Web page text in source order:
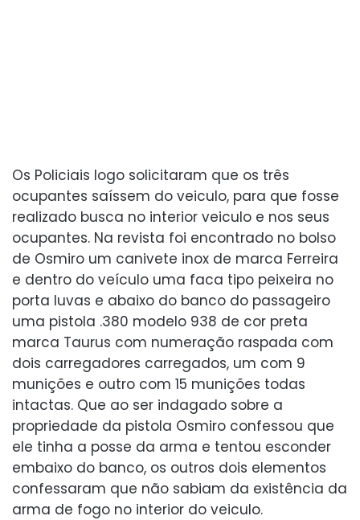
Os Policiais logo solicitaram que os três
ocupantes saíssem do veiculo, para que fosse
realizado busca no interior veiculo e nos seus
ocupantes. Na revista foi encontrado no bolso
de Osmiro um canivete inox de marca Ferreira
e dentro do veículo uma faca tipo peixeira no
porta luvas e abaixo do banco do passageiro
uma pistola .380 modelo 938 de cor preta
marca Taurus com numeração raspada com
dois carregadores carregados, um com 9
munições e outro com 15 munições todas
intactas. Que ao ser indagado sobre a
propriedade da pistola Osmiro confessou que
ele tinha a posse da arma e tentou esconder
embaixo do banco, os outros dois elementos
confessaram que não sabiam da existência da
arma de fogo no interior do veiculo.